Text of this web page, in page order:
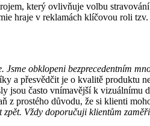
který ovlivňuje volbu
hraje v reklamách klíčovou roli
obklopeni bezprecedentním
a přesvědčit je o kvalitě produktu
často vnímavější k vizuálnímu
prostého důvodu, že si klienti
Vždy doporučuji klientům